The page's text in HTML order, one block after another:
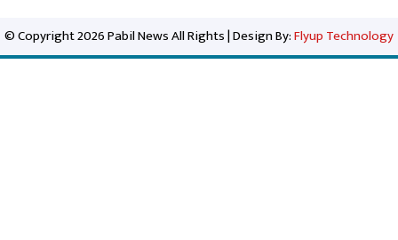
© Copyright 2026 Pabil News All Rights | Design By:Flyup Technology